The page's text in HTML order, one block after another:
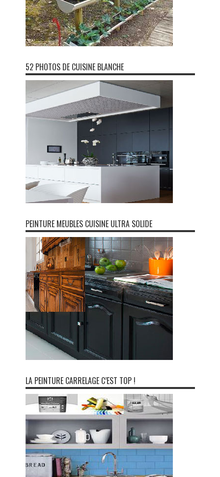
52 PHOTOS DE CUISINE BLANCHE
PEINTURE MEUBLES CUISINE ULTRA SOLIDE
LA PEINTURE CARRELAGE C’EST TOP !